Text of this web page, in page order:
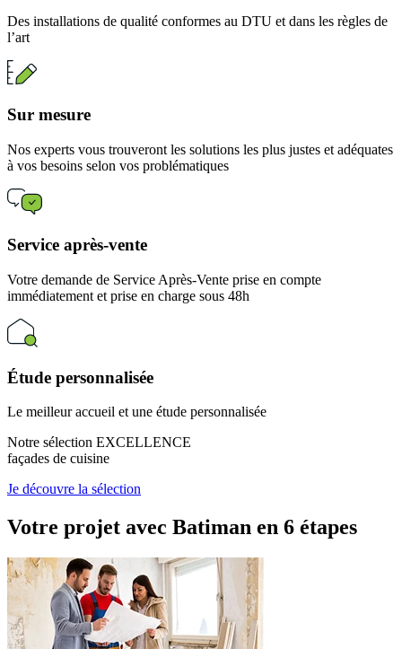
Des installations de qualité conformes au DTU et dans les règles de
l’art
Sur mesure
Nos experts vous trouveront les solutions les plus justes et adéquates
à vos besoins selon vos problématiques
Service après-vente
Votre demande de Service Après-Vente prise en compte
immédiatement et prise en charge sous 48h
Étude personnalisée
Le meilleur accueil et une étude personnalisée
Notre sélection EXCELLENCE
façades de cuisine
Je découvre la sélection
Votre projet avec Batiman en 6 étapes